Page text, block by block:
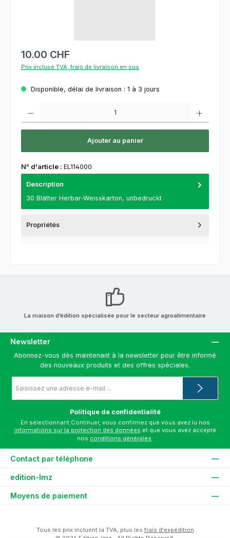
10.00 CHF
Prix incluse TVA, frais de livraison en sus
Disponible, délai de livraison : 1 à 3 jours
Ajouter au panier
N° d'article : EL114000
Description
30 Blätter Herbar-Weisskarton, unbedruckt
Propriétés
La maison d’édition spécialisée pour le secteur agroalimentaire
Newsletter
Abonnez-vous dès maintenant à la newsletter pour être informé
des nouveaux produits et des offres spéciales.
e-
*
Politique de confidentialité
informations sur la protection des données et que vous avez accepté
nos conditions générales
Contact par téléphone
edition-lmz
Moyens de paiement
Tous les prix incluent la TVA, plus lesfrais d'expédition